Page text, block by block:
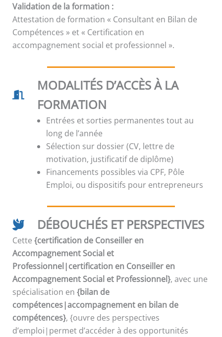
Validation de la formation :
Attestation de formation « Consultant en Bilan de
Compétences » et « Certification en
accompagnement social et professionnel ».
MODALITÉS D’ACCÈS À LA
FORMATION
Entrées et sorties permanentes tout au
long de l’année
Sélection sur dossier (CV, lettre de
motivation, justificatif de diplôme)
Financements possibles via CPF, Pôle
Emploi, ou dispositifs pour entrepreneurs
DÉBOUCHÉS ET PERSPECTIVES
Cette {certification de Conseiller en
Accompagnement Social et
Professionnel|certification en Conseiller en
Accompagnement Social et Professionnel}, avec une
spécialisation en {bilan de
compétences|accompagnement en bilan de
compétences}, {ouvre des perspectives
d’emploi|permet d’accéder à des opportunités